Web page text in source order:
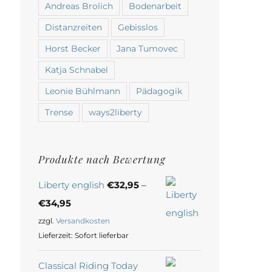
Andreas Brolich Bodenarbeit
Distanzreiten Gebisslos
Horst Becker Jana Tumovec
Katja Schnabel
Leonie Bühlmann Pädagogik
Trense ways2liberty
Produkte nach Bewertung
Liberty english €32,95 –
€34,95
zzgl.Versandkosten
Lieferzeit:Sofort lieferbar
Classical Riding Today